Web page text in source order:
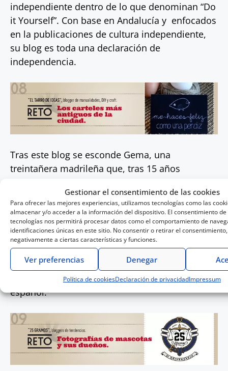
Gestionar el consentimiento de las cookies
Para ofrecer las mejores experiencias, utilizamos tecnologías como las
almacenar y/o acceder a la información del dispositivo. El consentimiento de
tecnologías nos permitirá procesar datos como el comportamiento de
identificaciones únicas en este sitio. No consentir o retirar el
negativamente a ciertas características y funciones.
Denegar
Ver preferencias
Política de cookiesDeclaración de privacidadImpressum
independiente dentro de lo que denominan “Do
it Yourself”. Con base en Andalucía y enfocados
en la publicaciones de cultura independiente,
su blog es toda una declaración de
independencia.
Tras este blog se esconde Gema, una
treintañera madrileña que, tras 15 años
financiera, números y presupuestos, se lanza
con un proyecto llamado “El tarrodeideas”. Un
proyecto que pretende importar a España el
noble arte de empaquetar los regalos de
manera personalizada y con estilo. Sí, con
papeles, bolsas, cintas diseñadas por la misma
autora, con tipografía divertida y en idioma
español.